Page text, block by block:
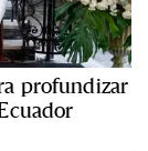
profundizar